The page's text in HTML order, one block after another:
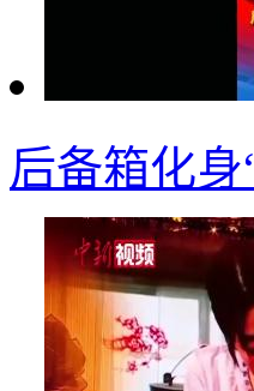
后备箱化